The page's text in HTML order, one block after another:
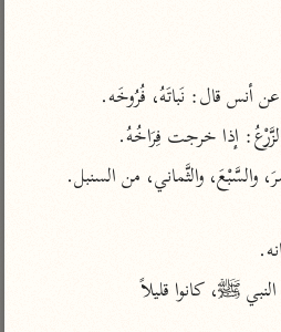
عن الباحث القرآني
أنس قال: نَباتَهُ، فُرُوخَه.
إذا خرجت فِرَاخُهُ.
والسَّبْعَ، والثَّماني، من السنبل.
ﷺ، كانوا قليلاً